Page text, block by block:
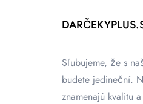
Sľubujeme, že s
budete jedineční.
znamenajú kvalitu